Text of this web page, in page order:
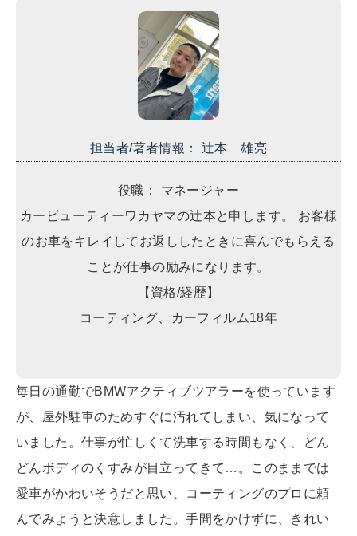
担当者/著者情報： 辻本 雄亮
役職： マネージャー
カービューティーワカヤマの辻本と申します。 お客様
のお車をキレイしてお返ししたときに喜んでもらえる
ことが仕事の励みになります。
【資格/経歴】
コーティング、カーフィルム18年
BMWアクティブツアラーのお客様のこんなお悩みがあ
毎日の通勤でBMWアクティブツアラーを使っています
が、屋外駐車のためすぐに汚れてしまい、気になって
いました。仕事が忙しくて洗車する時間もなく、どん
どんボディのくすみが目立ってきて…。このままでは
愛車がかわいそうだと思い、コーティングのプロに頼
んでみようと決意しました。手間をかけずに、きれい